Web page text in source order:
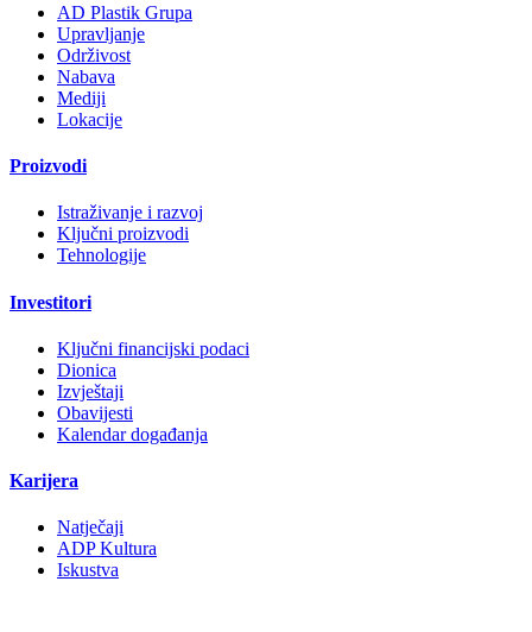
AD Plastik Grupa
Upravljanje
Održivost
Nabava
Mediji
Lokacije
Proizvodi
Istraživanje i razvoj
Ključni proizvodi
Tehnologije
Investitori
Ključni financijski podaci
Dionica
Izvještaji
Obavijesti
Kalendar događanja
Karijera
Natječaji
ADP Kultura
Iskustva